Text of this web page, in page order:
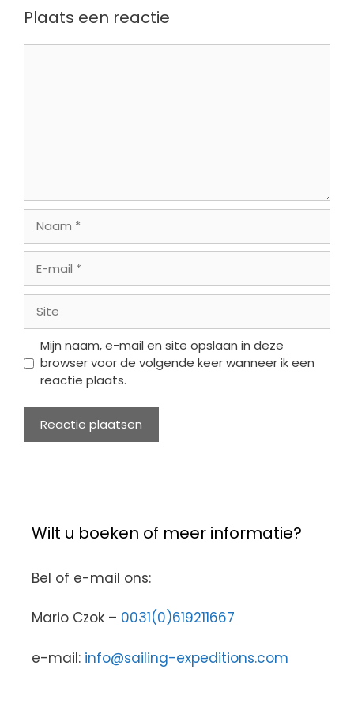
Plaats een reactie
mail
Mijn naam, e-mail en site opslaan in deze
browser voor de volgende keer wanneer ik een
reactie plaats.
Wilt u boeken of meer informatie?
Bel of e-mail ons:
Mario Czok – 0031(0)619211667
e-mail: info@sailing-expeditions.com